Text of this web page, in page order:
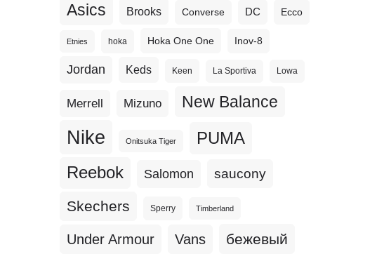
Asics Brooks Converse DC Ecco
Etnies hoka Hoka One One Inov-8
Jordan Keds Keen La Sportiva Lowa
Merrell Mizuno New Balance
Nike Onitsuka Tiger PUMA
Reebok Salomon saucony
Skechers Sperry Timberland
Under Armour Vans бежевый